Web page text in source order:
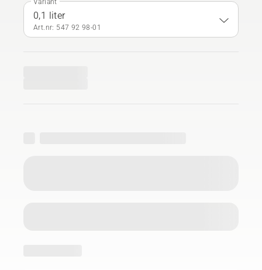
Variant
0,1 liter
Art.nr: 547 92 98‑01